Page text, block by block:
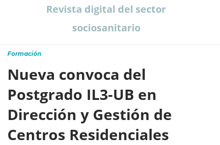
Revista digital del sector
sociosanitario
Formación
Nueva convoca del
Postgrado IL3-UB en
Dirección y Gestión de
Centros Residenciales